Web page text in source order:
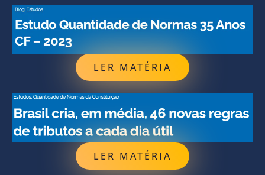
LER MATÉRIA
LER MATÉRIA